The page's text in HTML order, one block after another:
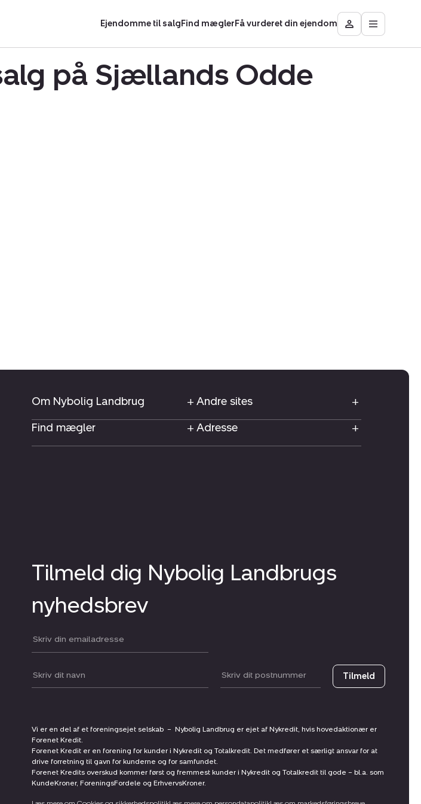
Ejendomme til salgFind mæglerFå vurderet din ejendom
Besøg
Mit
Åbn
på Sjællands Odde
Om Nybolig Landbrug
Andre sites
Find mægler
Adresse
Tilmeld dig Nybolig Landbrugs
nyhedsbrev
Din email:
Dit navn: Postnummer Tilmeld
Vi er en del af et foreningsejet selskab – Nybolig Landbrug er ejet af Nykredit, hvis hovedaktionær er
Forenet Kredit.
Forenet Kredit er en forening for kunder i Nykredit og Totalkredit. Det medfører et særligt ansvar for at
drive forretning til gavn for kunderne og for samfundet.
Forenet Kredits overskud kommer først og fremmest kunder i Nykredit og Totalkredit til gode – bl.a. som
KundeKroner, ForeningsFordele og ErhvervsKroner.